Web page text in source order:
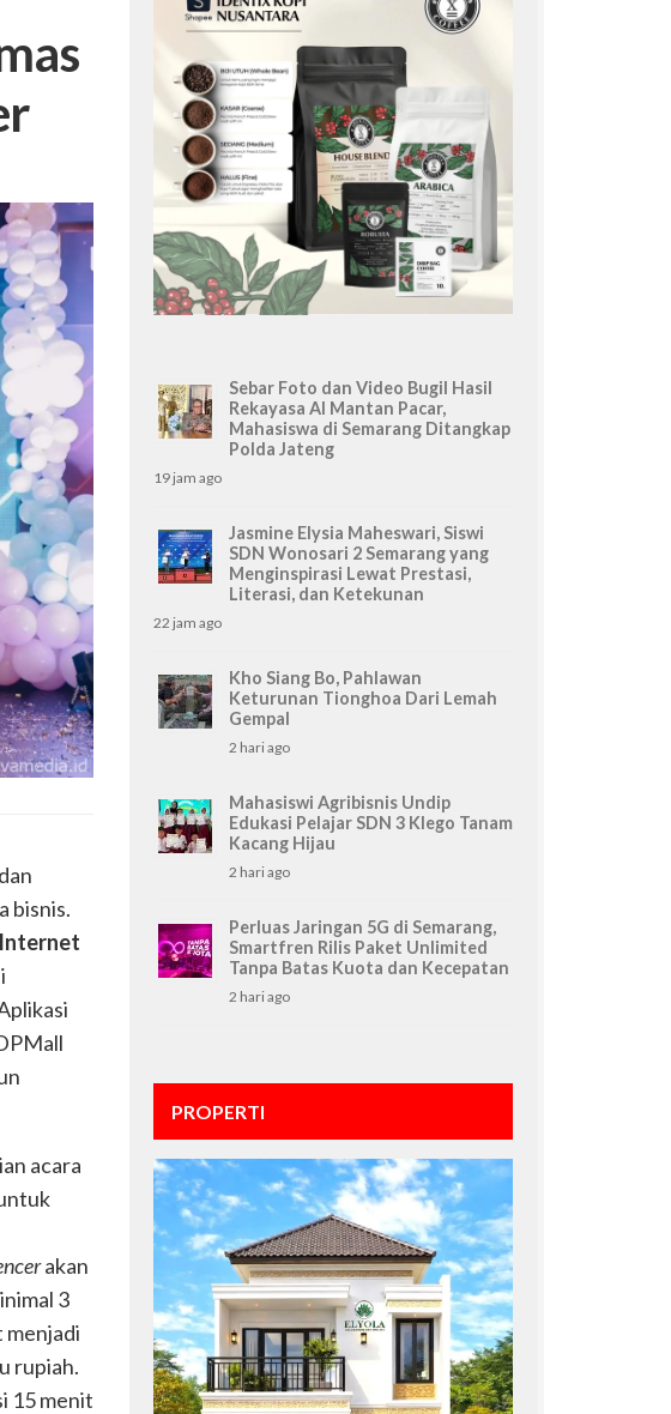
bisnis.
acara
akan
3
menjadi
rupiah.
15 menit
Sebar Foto dan Video Bugil Hasil
Rekayasa AI Mantan Pacar,
Mahasiswa di Semarang Ditangkap
Polda Jateng
19 jam ago
Jasmine Elysia Maheswari, Siswi
SDN Wonosari 2 Semarang yang
Menginspirasi Lewat Prestasi,
Literasi, dan Ketekunan
22 jam ago
Kho Siang Bo, Pahlawan
Keturunan Tionghoa Dari Lemah
Gempal
2 hari ago
Mahasiswi Agribisnis Undip
Edukasi Pelajar SDN 3 Klego Tanam
Kacang Hijau
2 hari ago
Perluas Jaringan 5G di Semarang,
Smartfren Rilis Paket Unlimited
Tanpa Batas Kuota dan Kecepatan
2 hari ago
PROPERTI